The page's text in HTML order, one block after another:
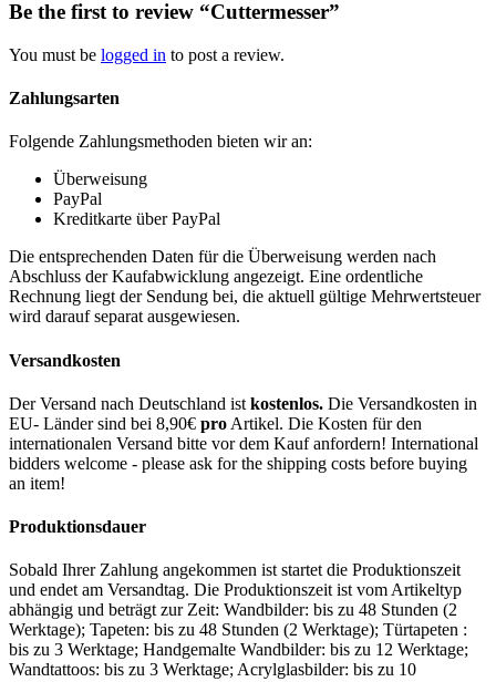
Be the first to review “Cuttermesser”
You must be logged in to post a review.
Zahlungsarten
Folgende Zahlungsmethoden bieten wir an:
Überweisung
PayPal
Kreditkarte über PayPal
Die entsprechenden Daten für die Überweisung werden nach
Abschluss der Kaufabwicklung angezeigt. Eine ordentliche
Rechnung liegt der Sendung bei, die aktuell gültige Mehrwertsteuer
wird darauf separat ausgewiesen.
Versandkosten
Der Versand nach Deutschland ist kostenlos. Die Versandkosten in
EU- Länder sind bei 8,90€ pro Artikel. Die Kosten für den
internationalen Versand bitte vor dem Kauf anfordern! International
bidders welcome - please ask for the shipping costs before buying
an item!
Produktionsdauer
Sobald Ihrer Zahlung angekommen ist startet die Produktionszeit
und endet am Versandtag. Die Produktionszeit ist vom Artikeltyp
abhängig und beträgt zur Zeit: Wandbilder: bis zu 48 Stunden (2
Werktage); Tapeten: bis zu 48 Stunden (2 Werktage); Türtapeten :
bis zu 3 Werktage; Handgemalte Wandbilder: bis zu 12 Werktage;
Wandtattoos: bis zu 3 Werktage; Acrylglasbilder: bis zu 10